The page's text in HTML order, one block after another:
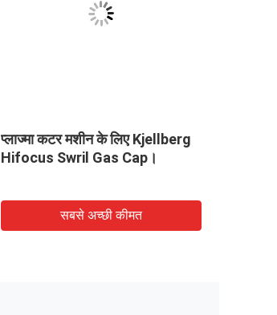
प्लाज्मा कटर मशीन के लिए Kjellberg
Hifocus Swril Gas Cap।
सबसे अच्छी कीमत